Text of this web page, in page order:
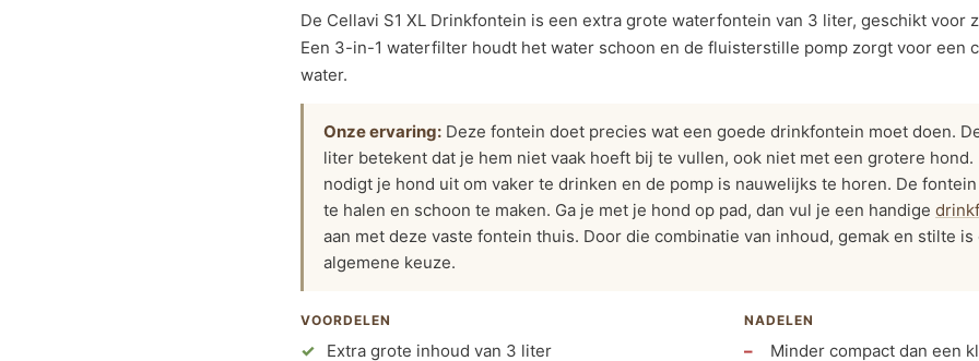
De Cellavi S1 XL Drinkfontein is een extra grote waterfontein van 3 liter, geschikt voor
Een 3-in-1 waterfilter houdt het water schoon en de fluisterstille pomp zorgt voor een
water.
Onze ervaring: Deze fontein doet precies wat een goede drinkfontein moet doen.
liter betekent dat je hem niet vaak hoeft bij te vullen, ook niet met een grotere
nodigt je hond uit om vaker te drinken en de pomp is nauwelijks te horen. De
te halen en schoon te maken. Ga je met je hond op pad, dan vul je een handige
aan met deze vaste fontein thuis. Door die combinatie van inhoud, gemak en stilte
algemene keuze.
VOORDELEN
Extra grote inhoud van 3 liter
NADELEN
Minder compact dan een